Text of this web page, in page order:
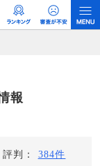
です。 ただし、特定の
ザーへの口コミ収集な
報
判： 384件